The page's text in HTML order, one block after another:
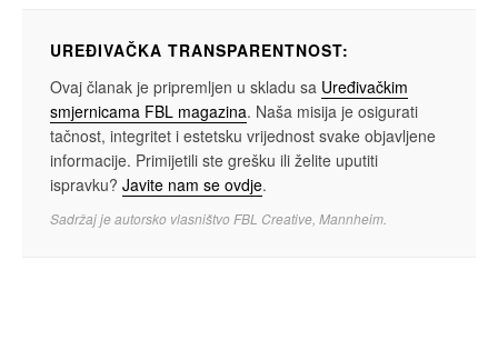
UREĐIVAČKA TRANSPARENTNOST:
Ovaj članak je pripremljen u skladu sa Uređivačkim
smjernicama FBL magazina. Naša misija je osigurati
tačnost, integritet i estetsku vrijednost svake objavljene
informacije. Primijetili ste grešku ili želite uputiti
ispravku? Javite nam se ovdje.
Sadržaj je autorsko vlasništvo FBL Creative, Mannheim.